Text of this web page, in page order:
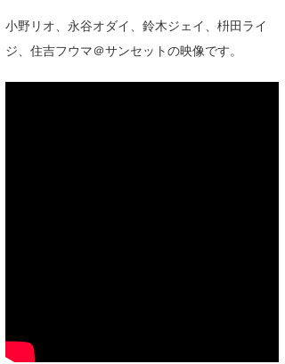
小野リオ、永谷オダイ、鈴木ジェイ、枡田ライ
ジ、住吉フウマ＠サンセットの映像です。